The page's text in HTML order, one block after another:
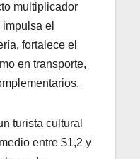
multiplicador
el
fortalece el
en transporte,
turista cultural
entre $1,2 y